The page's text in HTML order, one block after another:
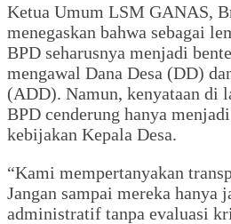
Ketua Umum LSM GANAS,
menegaskan bahwa sebagai
BPD seharusnya menjadi
mengawal Dana Desa (DD)
(ADD). Namun, kenyataan di
BPD cenderung hanya
kebijakan Kepala Desa.
“Kami mempertanyakan
Jangan sampai mereka hanya
administratif tanpa evaluasi